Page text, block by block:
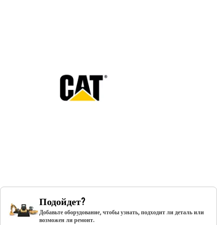
Подойдет?
Добавьте оборудование, чтобы узнать, подходит ли деталь или
возможен ли ремонт.